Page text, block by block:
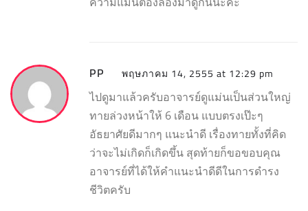
PP พฤษภาคม 14, 2555 at 12:29 pm
ไปดูมาแล้วครับอาจารย์ดูแม่นเป็นส่วนใหญ่
ทายล่วงหน้าให้ 6 เดือน แบบตรงเป๊ะๆ
อัธยาศัยดีมากๆ แนะนำดี เรื่องทายทั้งที่คิด
ว่าจะไม่เกิดก็เกิดขึ้น สุดท้ายก็ขอขอบคุณ
อาจารย์ที่ได้ให้คำแนะนำดีดีในการดำรง
ชีวิตครับ